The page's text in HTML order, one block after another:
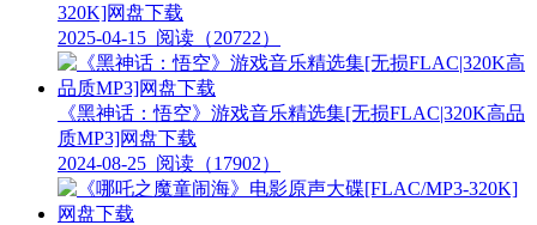
320K]网盘下载
2025-04-15 阅读（20722）
《黑神话：悟空》游戏音乐精选集[无损FLAC|320K高品
质MP3]网盘下载
2024-08-25 阅读（17902）